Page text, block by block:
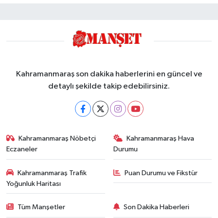
Kahramanmaraş son dakika haberlerini en güncel ve
detaylı şekilde takip edebilirsiniz.
Kahramanmaraş Nöbetçi
Eczaneler
Kahramanmaraş Hava
Durumu
Kahramanmaraş Trafik
Yoğunluk Haritası
Puan Durumu ve Fikstür
Tüm Manşetler Son Dakika Haberleri